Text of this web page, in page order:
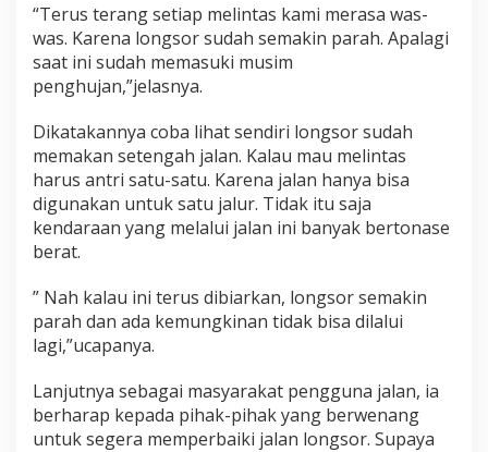
“Terus terang setiap melintas kami merasa was-
was. Karena longsor sudah semakin parah. Apalagi
saat ini sudah memasuki musim
penghujan,”jelasnya.
Dikatakannya coba lihat sendiri longsor sudah
memakan setengah jalan. Kalau mau melintas
harus antri satu-satu. Karena jalan hanya bisa
digunakan untuk satu jalur. Tidak itu saja
kendaraan yang melalui jalan ini banyak bertonase
berat.
” Nah kalau ini terus dibiarkan, longsor semakin
parah dan ada kemungkinan tidak bisa dilalui
lagi,”ucapanya.
Lanjutnya sebagai masyarakat pengguna jalan, ia
berharap kepada pihak-pihak yang berwenang
untuk segera memperbaiki jalan longsor. Supaya